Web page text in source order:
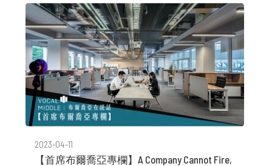
2023-04-11
【首席布爾喬亞專欄】A Company Cannot Fire,